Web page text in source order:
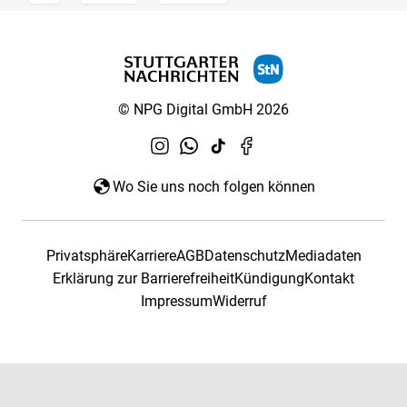
© NPG Digital GmbH 2026
Wo Sie uns noch folgen können
PrivatsphäreKarriereAGBDatenschutzMediadaten
Erklärung zur BarrierefreiheitKündigungKontakt
ImpressumWiderruf